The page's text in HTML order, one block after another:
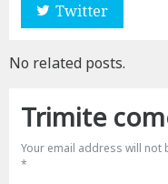
Twitter
No related posts.
Trimite
Your email address will not
*